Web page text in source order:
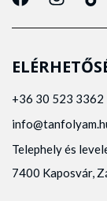
+36 30 523 3362
Telephely és
7400 Kaposvár,